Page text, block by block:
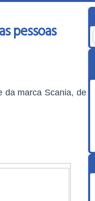
pessoas
da marca Scania, de